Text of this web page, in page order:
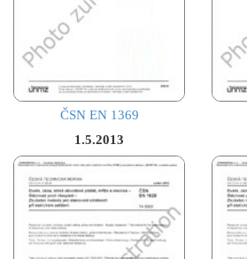
ČSN EN 1369
1.5.2013